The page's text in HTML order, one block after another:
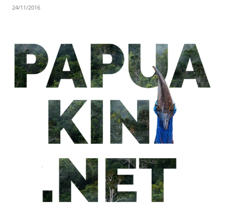
24/11/2016